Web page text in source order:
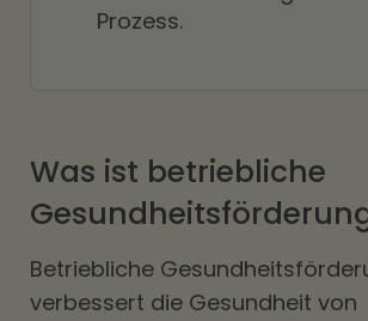
Prozess.
Was ist betriebliche
Betriebliche
verbessert die Gesundheit von